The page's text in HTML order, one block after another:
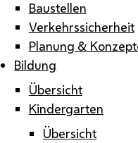
Baustellen
Verkehrssicherheit
Planung &
Bildung
Übersicht
Kindergarten
Übersicht